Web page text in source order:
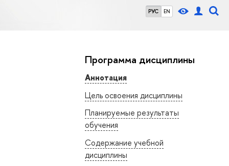
РУС EN
Программа дисциплины
Аннотация
Цель освоения дисциплины
Планируемые результаты
обучения
Содержание учебной
дисциплины